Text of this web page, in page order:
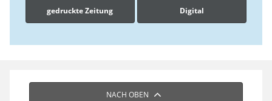
gedruckte Zeitung Digital
NACH OBEN